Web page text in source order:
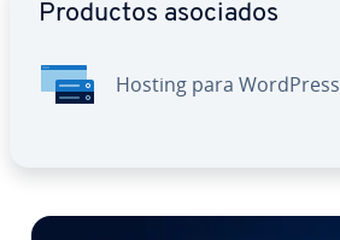
Productos asociados
Hosting para WordPress